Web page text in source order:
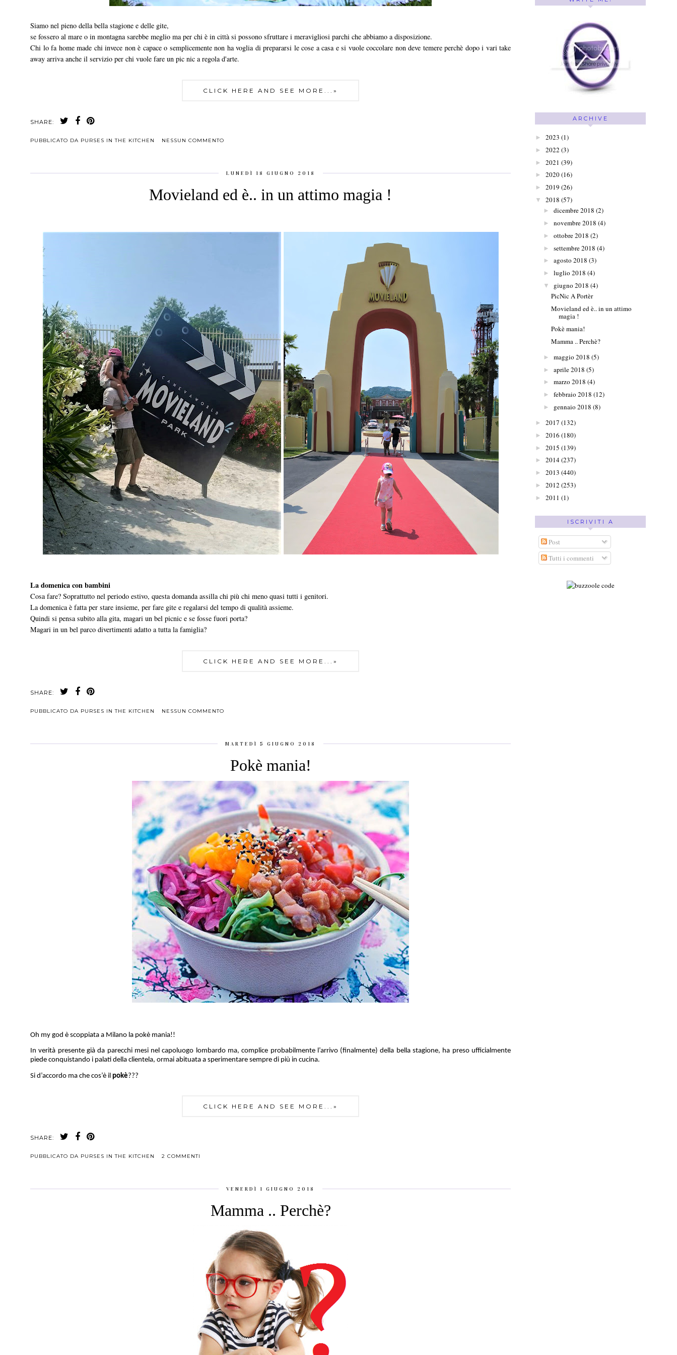
Siamo nel pieno della bella stagione e delle gite,
se fossero al mare o in montagna sarebbe meglio ma per chi è in città si possono sfruttare i meravigliosi parchi che abbiamo a disposizione.
Chi lo fa home made chi invece non è capace o semplicemente non ha voglia di prepararsi le cose a casa e si vuole coccolare non deve temere perchè dopo i vari take
away arriva anche il servizio per chi vuole fare un pic nic a regola d'arte.
CLICK HERE AND SEE MORE...»
SHARE:
PUBBLICATO DA PURSES IN THE KITCHEN NESSUN COMMENTO
LUNEDÌ 18 GIUGNO 2018
Movieland ed è.. in un attimo magia !
La domenica con bambini
Cosa fare? Soprattutto nel periodo estivo, questa domanda assilla chi più chi meno quasi tutti i genitori.
La domenica è fatta per stare insieme, per fare gite e regalarsi del tempo di qualità assieme.
Quindi si pensa subito alla gita, magari un bel picnic e se fosse fuori porta?
Magari in un bel parco divertimenti adatto a tutta la famiglia?
CLICK HERE AND SEE MORE...»
SHARE:
PUBBLICATO DA PURSES IN THE KITCHEN NESSUN COMMENTO
MARTEDÌ 5 GIUGNO 2018
Pokè mania!
Oh my god è scoppiata a Milano la pokè mania!!
In verità presente già da parecchi mesi nel capoluogo lombardo ma, complice probabilmente l’arrivo (finalmente) della bella stagione, ha preso ufficialmente
piede conquistando i palati della clientela, ormai abituata a sperimentare sempre di più in cucina.
Si d’accordo ma che cos’è il pokè???
CLICK HERE AND SEE MORE...»
SHARE:
PUBBLICATO DA PURSES IN THE KITCHEN 2 COMMENTI
VENERDÌ 1 GIUGNO 2018
Mamma .. Perchè?
ARCHIVE
► 2023 (1)
► 2022 (3)
► 2021 (39)
► 2020(16)
► 2019 (26)
▼ 2018 (57)
► dicembre 2018 (2)
► novembre 2018 (4)
► ottobre 2018 (2)
► settembre 2018 (4)
► agosto 2018 (3)
► luglio 2018 (4)
▼ giugno 2018 (4)
PicNic A Portèr
Movieland ed è.. in un attimo
magia !
Pokè mania!
Mamma .. Perchè?
► maggio 2018 (5)
► aprile 2018 (5)
► marzo 2018 (4)
► febbraio 2018 (12)
► gennaio 2018 (8)
► 2017 (132)
► 2016 (180)
► 2015 (139)
► 2014(237)
► 2013 (440)
► 2012 (253)
► 2011 (1)
ISCRIVITI A
Post
Tutti i commenti